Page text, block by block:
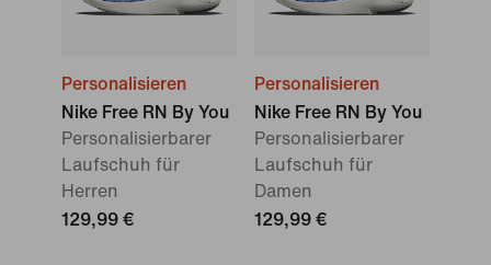
Personalisieren
Nike Free RN By You
Personalisierbarer
Laufschuh für
Herren
129,99 €
Personalisieren
Nike Free RN By You
Personalisierbarer
Laufschuh für
Damen
129,99 €